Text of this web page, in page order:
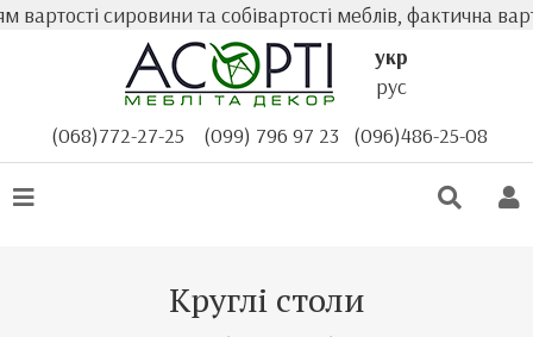
сировини та собівартості меблів, фактична
укр
рус
(068)772-27-25
(099) 796 97 23 (096)486-25-08
Круглі столи